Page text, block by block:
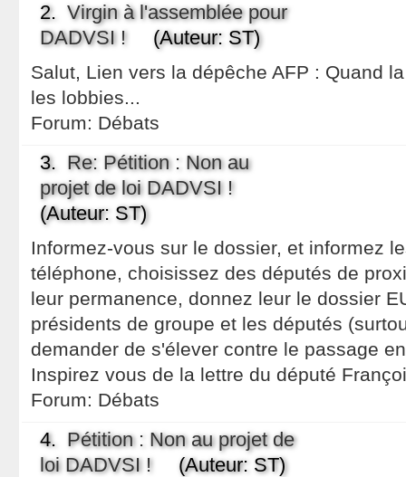
2. Virgin à l'assemblée pour
DADVSI !(Auteur: ST)
Salut, Lien vers la dépêche AFP : Quand
les lobbies...
Forum: Débats
3. Re: Pétition : Non au
projet de loi DADVSI !
(Auteur: ST)
Informez-vous sur le dossier, et informez
téléphone, choisissez des députés de
leur permanence, donnez leur le dossier
présidents de groupe et les députés
demander de s'élever contre le passage
Inspirez vous de la lettre du député
Forum: Débats
4. Pétition : Non au projet de
loi DADVSI !(Auteur: ST)